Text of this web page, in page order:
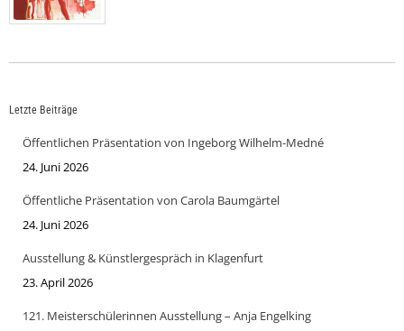
Letzte Beiträge
Öffentlichen Präsentation von Ingeborg Wilhelm-Medné
24. Juni 2026
Öffentliche Präsentation von Carola Baumgärtel
24. Juni 2026
Ausstellung & Künstlergespräch in Klagenfurt
23. April 2026
121. Meisterschülerinnen Ausstellung – Anja Engelking